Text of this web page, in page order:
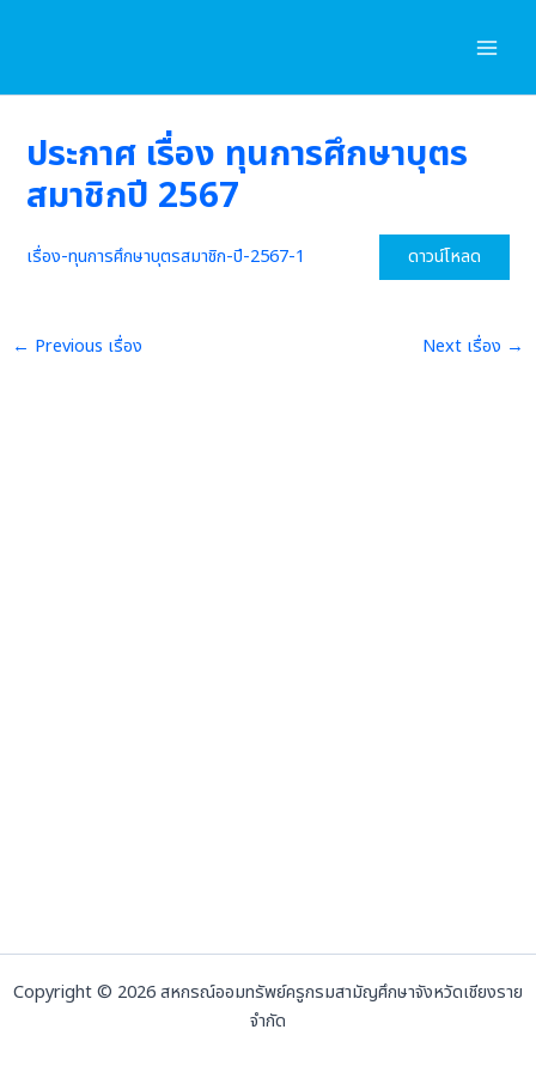
ประกาศ เรื่อง ทุนการศึกษาบุตร
สมาชิกปี 2567
เรื่อง-ทุนการศึกษาบุตรสมาชิก-ปี-2567-1 ดาวน์โหลด
← Previous เรื่อง Next เรื่อง →
Copyright © 2026 สหกรณ์ออมทรัพย์ครูกรมสามัญศึกษาจังหวัดเชียงราย
จำกัด